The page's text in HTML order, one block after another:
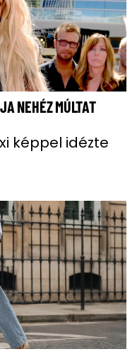
NEHÉZ MÚLTAT
képpel idézte